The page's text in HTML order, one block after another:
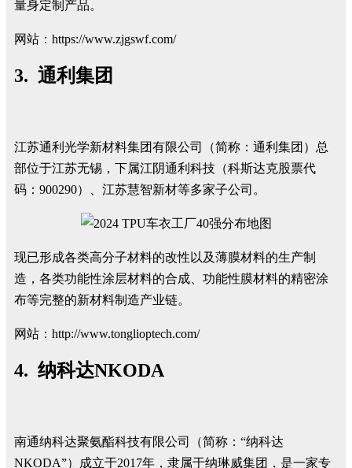
量身定制产品。
网站： https://www.zjgswf.com/
3. 通利集团
江苏通利光学新材料集团有限公司（简称：通利集团）总
部位于江苏无锡，下属江阴通利科技（科斯达克股票代
码：900290）、江苏慧智新材等多家子公司。
现已形成各类高分子材料的改性以及薄膜材料的生产制
造，各类功能性涂层材料的合成、功能性膜材料的精密涂
布等完整的新材料制造产业链。
网站： http://www.tonglioptech.com/
4. 纳科达NKODA
南通纳科达聚氨酯科技有限公司（简称：“纳科达
NKODA”）成立于2017年，隶属于纳琳威集团，是一家专